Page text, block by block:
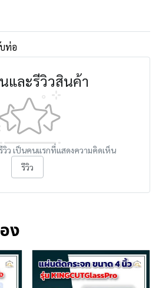
ท่อ
และรีวิวสินค้า
ว เป็นคนแรกที่แสดงความคิดเห็น
รีวิว
ง